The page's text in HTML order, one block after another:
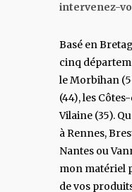
intervenez-
Basé en
cinq
le Morbihan
(44), les
Vilaine (35).
à Rennes,
Nantes ou
mon matériel
de vos